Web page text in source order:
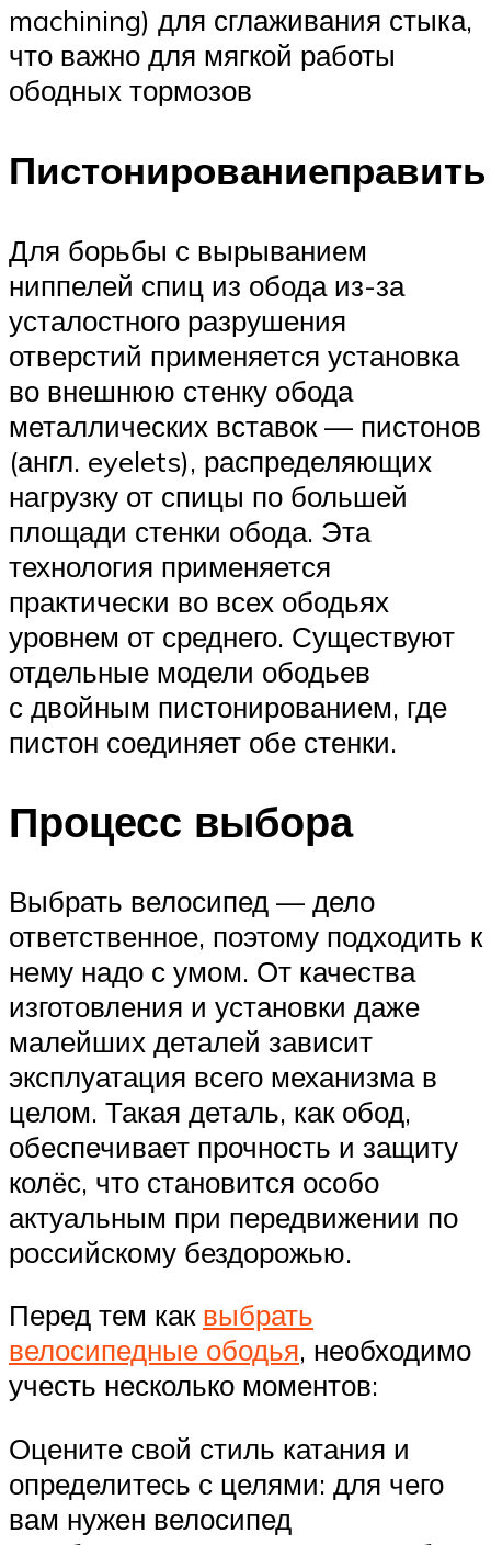
machining) для сглаживания стыка,
что важно для мягкой работы
ободных тормозов
Пистонированиеправить
Для борьбы с вырыванием
ниппелей спиц из обода из-за
усталостного разрушения
отверстий применяется установка
во внешнюю стенку обода
металлических вставок — пистонов
(англ. eyelets), распределяющих
нагрузку от спицы по большей
площади стенки обода. Эта
технология применяется
практически во всех ободьях
уровнем от среднего. Существуют
отдельные модели ободьев
с двойным пистонированием, где
пистон соединяет обе стенки.
Процесс выбора
Выбрать велосипед — дело
ответственное, поэтому подходить к
нему надо с умом. От качества
изготовления и установки даже
малейших деталей зависит
эксплуатация всего механизма в
целом. Такая деталь, как обод,
обеспечивает прочность и защиту
колёс, что становится особо
актуальным при передвижении по
российскому бездорожью.
Перед тем как выбрать
велосипедные ободья, необходимо
учесть несколько моментов:
Оцените свой стиль катания и
определитесь с целями: для чего
вам нужен велосипед